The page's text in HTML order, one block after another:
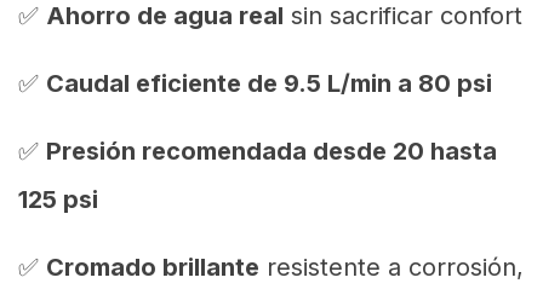
✅ Ahorro de agua real sin sacrificar confort
✅ Caudal eficiente de 9.5 L/min a 80 psi
✅ Presión recomendada desde 20 hasta
125 psi
✅ Cromado brillante resistente a corrosión,